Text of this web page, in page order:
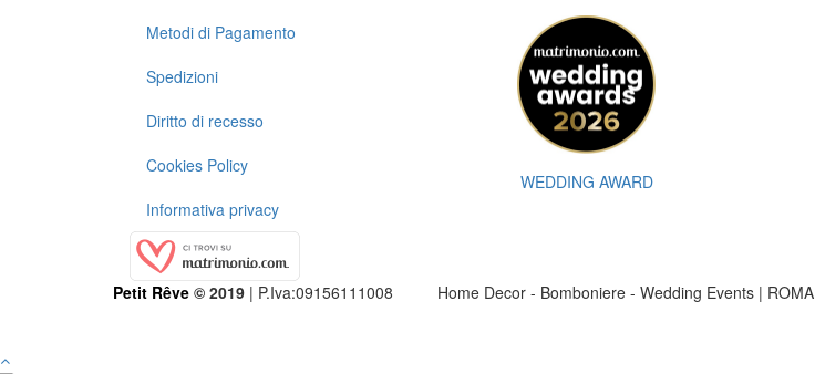
Metodi di Pagamento
Spedizioni
Diritto di recesso
Cookies Policy
Informativa privacy
WEDDING AWARD
Petit Rêve © 2019 | P.Iva:09156111008 Home Decor - Bomboniere - Wedding Events | ROMA